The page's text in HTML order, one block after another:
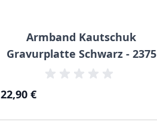
Armband Kautschuk
Gravurplatte Schwarz - 2375
22,90 €